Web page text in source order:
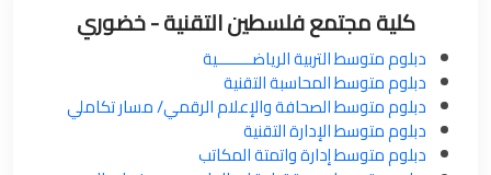
كلية مجتمع فلسطين التقنية - خضوري
دبلوم متوسط التربية الرياضــــــــية
دبلوم متوسط المحاسبة التقنية
دبلوم متوسط الصحافة والإعلام الرقمي/ مسار تكاملي
دبلوم متوسط الإدارة التقنية
دبلوم متوسط إدارة واتمتة المكاتب